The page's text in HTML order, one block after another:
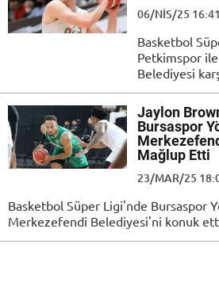
06/NIS/25 16:41
Basketbol
Petkimspor
Belediyesi
Jaylon
Bursaspor
Mağlup Etti
23/MAR/25
Basketbol Süper Ligi'nde Bursaspor
Merkezefendi Belediyesi'ni konuk